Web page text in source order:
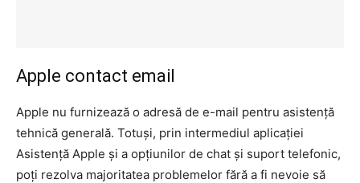
Apple contact email
Apple nu furnizează o adresă de e-mail pentru asistență
tehnică generală. Totuși, prin intermediul aplicației
Asistență Apple și a opțiunilor de chat și suport telefonic,
poți rezolva majoritatea problemelor fără a fi nevoie să